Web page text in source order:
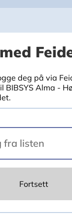
deg på via
BIBSYS Alma -
Fortsett